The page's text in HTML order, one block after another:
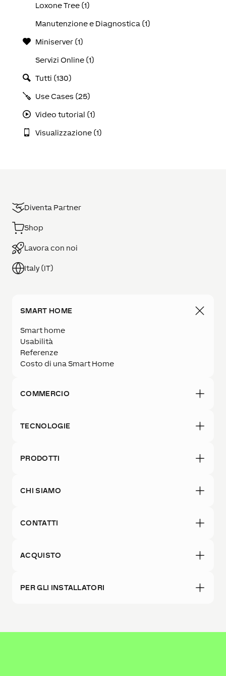
Loxone Tree (1)
Manutenzione e Diagnostica (1)
Miniserver (1)
Servizi Online (1)
Tutti (130)
Use Cases (25)
Video tutorial (1)
Visualizzazione (1)
Diventa Partner
Shop
Lavora con noi
Italy (IT)
SMART HOME
Smart home
Usabilità
Referenze
Costo di una Smart Home
COMMERCIO
TECNOLOGIE
PRODOTTI
CHI SIAMO
CONTATTI
ACQUISTO
PER GLI INSTALLATORI